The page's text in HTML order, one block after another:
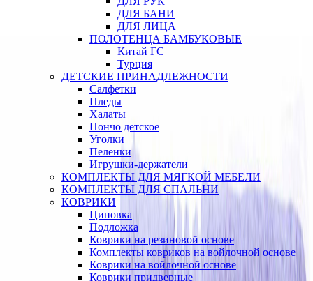
ДЛЯ БАНИ
ДЛЯ ЛИЦА
ПОЛОТЕНЦА БАМБУКОВЫЕ
Китай ГС
Турция
ДЕТСКИЕ ПРИНАДЛЕЖНОСТИ
Салфетки
Пледы
Халаты
Пончо детское
Уголки
Пеленки
Игрушки-держатели
КОМПЛЕКТЫ ДЛЯ МЯГКОЙ МЕБЕЛИ
КОМПЛЕКТЫ ДЛЯ СПАЛЬНИ
КОВРИКИ
Циновка
Подложка
Коврики на резиновой основе
Комплекты ковриков на войлочной основе
Коврики на войлочной основе
Коврики придверные